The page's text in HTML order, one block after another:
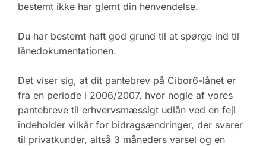
bestemt ikke har glemt din henvendelse.
Du har bestemt haft god grund til at spørge ind til
lånedokumentationen.
Det viser sig, at dit pantebrev på Cibor6-lånet er
fra en periode i 2006/2007, hvor nogle af vores
pantebreve til erhvervsmæssigt udlån ved en fejl
indeholder vilkår for bidragsændringer, der svarer
til privatkunder, altså 3 måneders varsel og en